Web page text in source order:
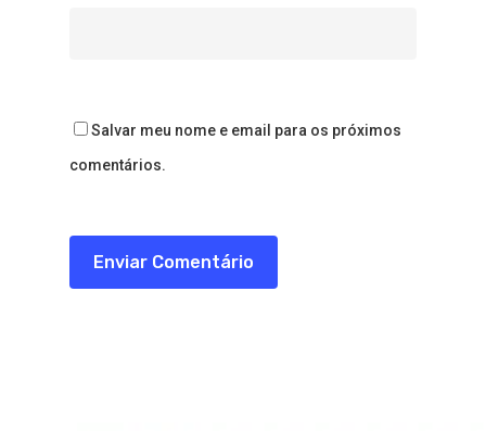
Salvar meu nome e email para os próximos
comentários.